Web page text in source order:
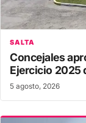
SALTA
Concejales
Ejercicio 2025
5 agosto, 2026